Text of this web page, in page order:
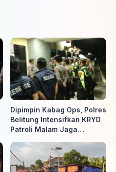
Dipimpin Kabag Ops, Polres
Belitung Intensifkan KRYD
Patroli Malam Jaga